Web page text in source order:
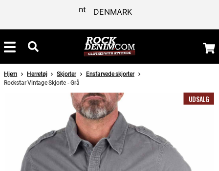
DENMARK
Hjem Herretøj Skjorter
Ensfarvede skjorter
Rockstar Vintage Skjorte - Grå
UDSALG